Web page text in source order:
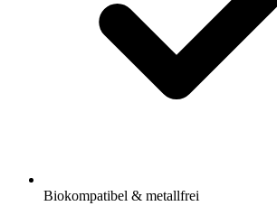
Biokompatibel & metallfrei